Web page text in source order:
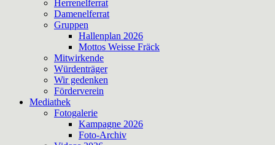
Herrenelferrat
Damenelferrat
Gruppen
Hallenplan 2026
Mottos Weisse Fräck
Mitwirkende
Würdenträger
Wir gedenken
Förderverein
Mediathek
Fotogalerie
Kampagne 2026
Foto-Archiv